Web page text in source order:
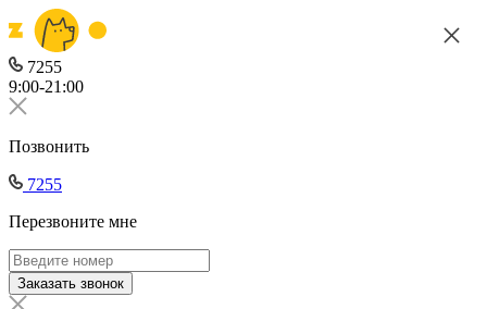
7255
9:00-21:00
Позвонить
7255
Перезвоните мне
Заказать звонок